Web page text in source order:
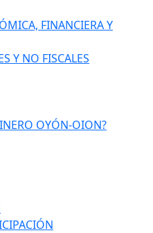
FINANCIERA Y
Y NO FISCALES
OYÓN-OION?